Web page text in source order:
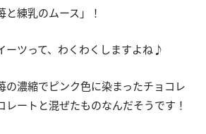
練乳のムース」！
ーツって、わくわくしますよね♪
の濃縮でピンク色に染まったチョコレ
レートと混ぜたものなんだそうです！